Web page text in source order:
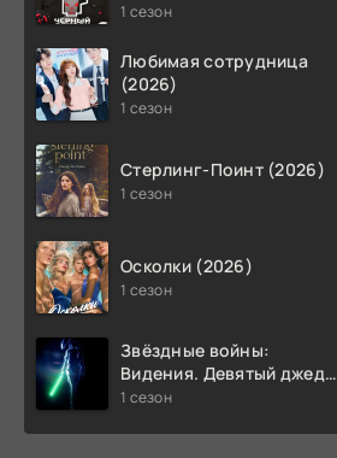
1 сезон
Любимая сотрудница
(2026)
1 сезон
Стерлинг-Поинт (2026)
1 сезон
Осколки (2026)
1 сезон
Звёздные войны:
Видения. Девятый джедай
(2026)
1 сезон